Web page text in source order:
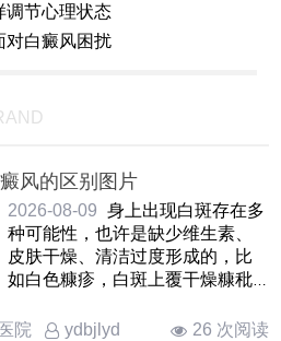
调节心理状态
对白癜风困扰
风的区别图片
2026-08-09 身上出现白斑存在多
种可能性，也许是缺少维生素、
皮肤干燥、清洁过度形成的，比
如白色糠疹，白斑上覆干燥糠秕
……
医院 ydbjlyd 26 次阅读